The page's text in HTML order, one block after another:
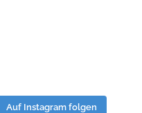
Auf Instagram folgen